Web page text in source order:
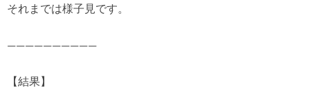
それまでは様子見です。
——————————
【結果】